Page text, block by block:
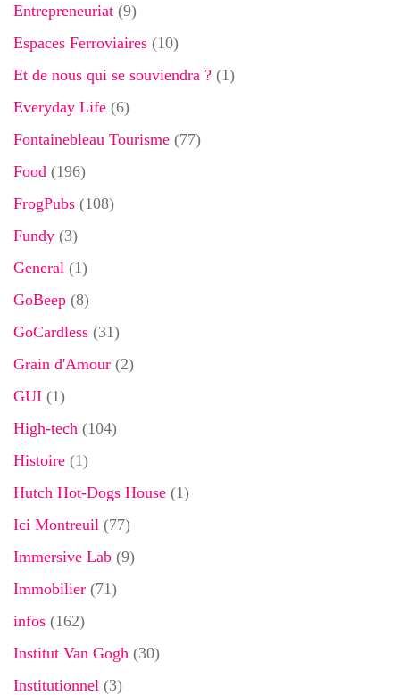
Entrepreneuriat (9)
Espaces Ferroviaires (10)
Et de nous qui se souviendra ? (1)
Everyday Life (6)
Fontainebleau Tourisme (77)
Food (196)
FrogPubs (108)
Fundy (3)
General (1)
GoBeep (8)
GoCardless (31)
Grain d'Amour (2)
GUI (1)
High-tech (104)
Histoire (1)
Hutch Hot-Dogs House (1)
Ici Montreuil (77)
Immersive Lab (9)
Immobilier (71)
infos (162)
Institut Van Gogh (30)
Institutionnel (3)